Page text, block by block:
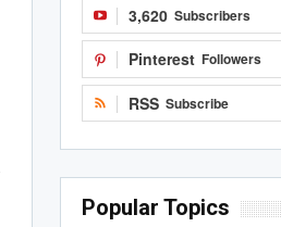
3,620 Subscribers
Pinterest Followers
RSS Subscribe
Popular Topics